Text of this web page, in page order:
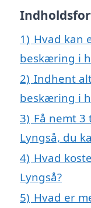
1) Hvad kan
beskæring i
2) Indhent
beskæring i
3) Få nemt
Lyngså, du
4) Hvad
Lyngså?
5) Hvad er